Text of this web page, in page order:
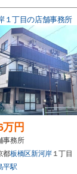
１丁目の店舗事務所
万円
事務所
都板橋区新河岸１丁目
平駅